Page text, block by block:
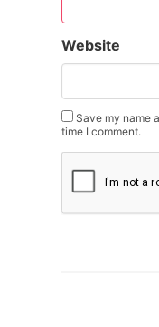
Website
Save my name
time I comment.